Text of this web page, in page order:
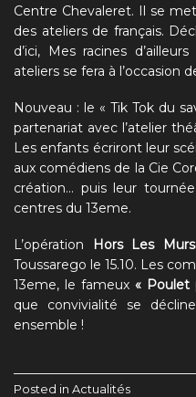
Centre Chevaleret. Il se
des ateliers de français.
d’ici, Mes racines
ateliers se fera à l’occasion
Nouveau : le « Tik Tok du
partenariat avec l’atelier
Les enfants écriront leur
aux comédiens de la Cie
création… puis leur
centres du 13eme.
L’opération Hors Les Murs
Toussarego le 15.10. Les
13eme, le fameux« Poulet
que convivialité se
ensemble !
Posted in Actualités